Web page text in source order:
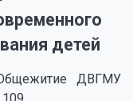
детей
ДВГМУ